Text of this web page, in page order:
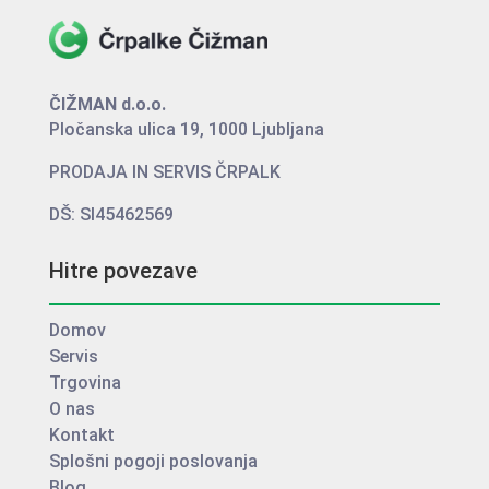
ČIŽMAN d.o.o.
Pločanska ulica 19, 1000 Ljubljana
PRODAJA IN SERVIS ČRPALK
DŠ: SI45462569
Hitre povezave
Domov
Servis
Trgovina
O nas
Kontakt
Splošni pogoji poslovanja